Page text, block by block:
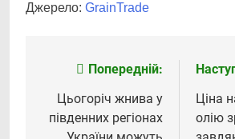
Джерело: GrainTrade
Навігація
записів
Попередній:
Цьогоріч жнива у
південних регіонах
Ціна
олію